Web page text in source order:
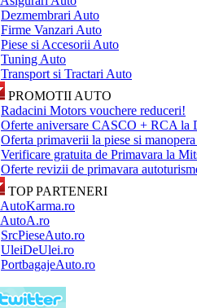
Dezmembrari Auto
Firme Vanzari Auto
Piese si Accesorii Auto
Tuning Auto
Transport si Tractari Auto
PROMOTII AUTO
Radacini Motors vouchere reduceri!
Oferte aniversare CASCO + RCA la
Oferta primaverii la piese si
Verificare gratuita de Primavara la
Oferte revizii de primavara
TOP PARTENERI
AutoKarma.ro
AutoA.ro
SrcPieseAuto.ro
UleiDeUlei.ro
PortbagajeAuto.ro